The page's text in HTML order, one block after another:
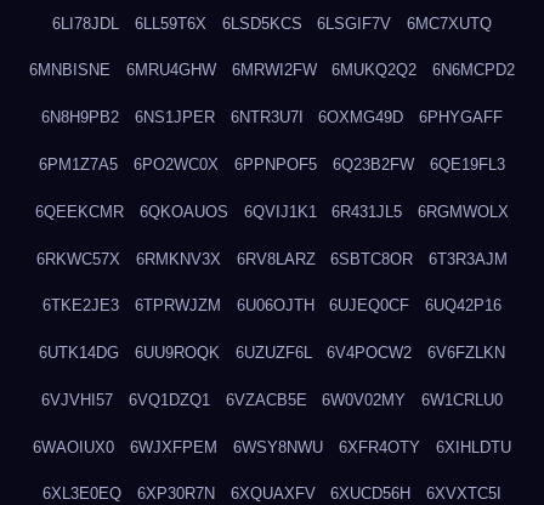
6LI78JDL 6LL59T6X 6LSD5KCS 6LSGIF7V 6MC7XUTQ
6MNBISNE 6MRU4GHW 6MRWI2FW 6MUKQ2Q2 6N6MCPD2
6N8H9PB2 6NS1JPER 6NTR3U7I 6OXMG49D 6PHYGAFF
6PM1Z7A5 6PO2WC0X 6PPNPOF5 6Q23B2FW 6QE19FL3
6QEEKCMR 6QKOAUOS 6QVIJ1K1 6R431JL5 6RGMWOLX
6RKWC57X 6RMKNV3X 6RV8LARZ 6SBTC8OR 6T3R3AJM
6TKE2JE3 6TPRWJZM 6U06OJTH 6UJEQ0CF 6UQ42P16
6UTK14DG 6UU9ROQK 6UZUZF6L 6V4POCW2 6V6FZLKN
6VJVHI57 6VQ1DZQ1 6VZACB5E 6W0V02MY 6W1CRLU0
6WAOIUX0 6WJXFPEM 6WSY8NWU 6XFR4OTY 6XIHLDTU
6XL3E0EQ 6XP30R7N 6XQUAXFV 6XUCD56H 6XVXTC5I